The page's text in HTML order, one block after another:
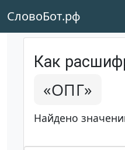
СловоБот.рф
Как
«ОПГ»
Найдено